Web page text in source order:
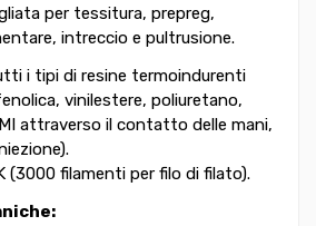
per tessitura, prepreg,
intreccio e pultrusione.
i tipi di resine termoindurenti
vinilestere, poliuretano,
attraverso il contatto delle mani,
(3000 filamenti per filo di filato).